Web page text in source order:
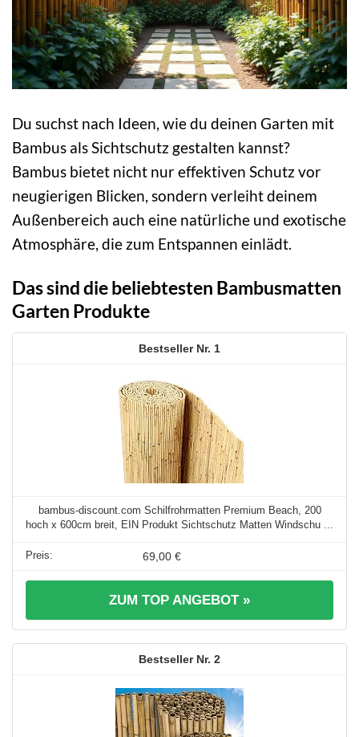
Du suchst nach Ideen, wie du deinen Garten mit
Bambus als Sichtschutz gestalten kannst?
Bambus bietet nicht nur effektiven Schutz vor
neugierigen Blicken, sondern verleiht deinem
Außenbereich auch eine natürliche und exotische
Atmosphäre, die zum Entspannen einlädt.
Das sind die beliebtesten Bambusmatten
Garten Produkte
1
bambus-discount.com Schilfrohrmatten Premium Beach, 200
hoch x 600cm breit, EIN Produkt Sichtschutz Matten Windschu ...
69,00 €
ZUM TOP ANGEBOT »
2